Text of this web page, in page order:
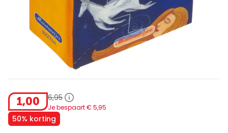
1,00 6,95
Je bespaart € 5,95
50% korting